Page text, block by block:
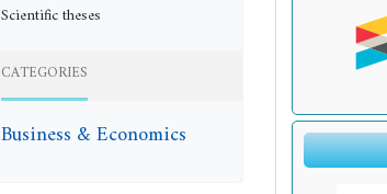
Scientific theses
CATEGORIES
Business & Economics